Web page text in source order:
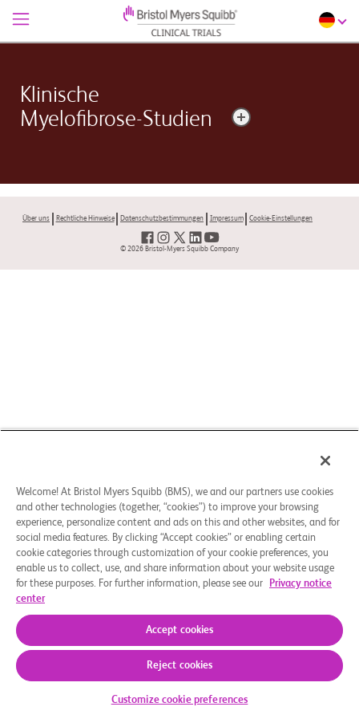
Klinische
Myelofibrose-Studien
die durch Anomalien in der Produktion von Blutzellen
ist.
Über uns Rechtliche Hinweise Datenschutzbestimmungen Impressum Cookie-Einstellungen
© 2026 Bristol-Myers Squibb Company
Welcome! At Bristol Myers Squibb (BMS), we and our partners use cookies
and other technologies (together, “cookies”) to improve your browsing
experience, personalize content and ads on this and other websites, and for
social media features. By clicking “Accept cookies” or enabling certain
cookie categories through customization of your cookie preferences, you
enable us to collect, use, and share information about your website usage
for these purposes. For further information, please see our
Privacy notice
center
Accept cookies
Reject cookies
Customize cookie preferences